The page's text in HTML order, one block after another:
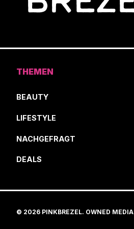
THEMEN
BEAUTY
LIFESTYLE
NACHGEFRAGT
DEALS
© 2026 PINKBREZEL. OWNED MEDIA